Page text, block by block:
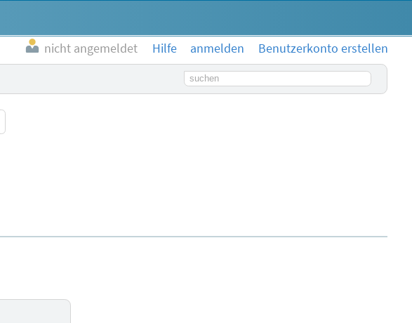
nicht angemeldet Hilfe anmelden
Benutzerkonto erstellen
Suchbegriff